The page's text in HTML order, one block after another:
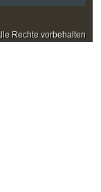
Rechte vorbehalten